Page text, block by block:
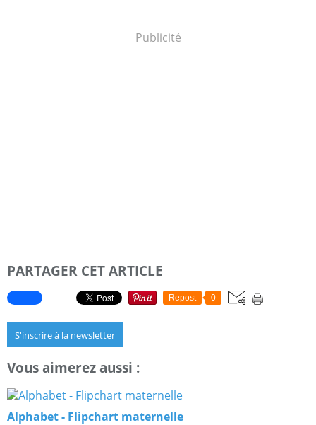
Publicité
PARTAGER CET ARTICLE
Repost 0
S'inscrire à la newsletter
Vous aimerez aussi :
Alphabet - Flipchart maternelle